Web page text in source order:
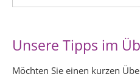
Unsere Tipps im
Möchten Sie einen kurzen